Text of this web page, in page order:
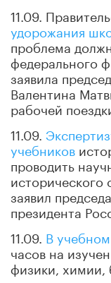
11.09.
удорожания
проблема
федерального
заявила
Валентина
рабочей
11.09.
учебников
проводить
заявил
президента
11.09. В
часов на
физики, химии,